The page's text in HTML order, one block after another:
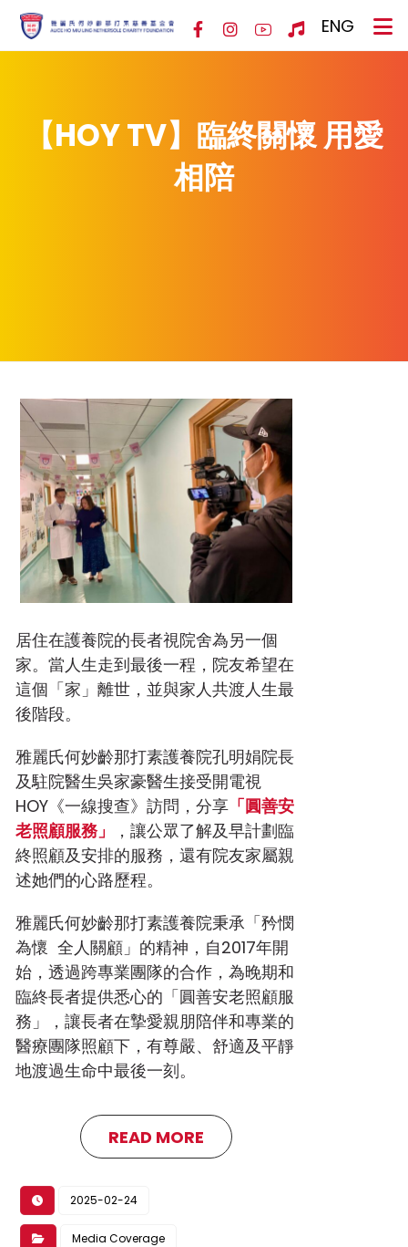
ENG
【HOY TV】臨終關懷 用愛
相陪
居住在護養院的長者視院舍為另一個
家。當人生走到最後一程，院友希望在
這個「家」離世，並與家人共渡人生最
後階段。
雅麗氏何妙齡那打素護養院孔明娟院長
及駐院醫生吳家豪醫生接受開電視
HOY《一線搜查》訪問，分享 「圓善安
老照顧服務」
，讓公眾了解及早計劃臨
終照顧及安排的服務，還有院友家屬親
述她們的心路歷程。
雅麗氏何妙齡那打素護養院秉承「矜憫
為懷 全人關顧」的精神，自2017年開
始，透過跨專業團隊的合作，為晚期和
臨終長者提供悉心的「圓善安老照顧服
務」，讓長者在摯愛親朋陪伴和專業的
醫療團隊照顧下，有尊嚴、舒適及平靜
地渡過生命中最後一刻。
READ MORE
2025-02-24
Media Coverage